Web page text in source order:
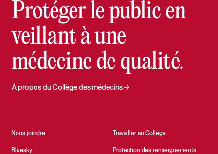
Protéger le public en
veillant à une
médecine de qualité.
Nous joindre
Bluesky
Travailler au Collège
Protection des renseignements
À propos du Collège des médecins